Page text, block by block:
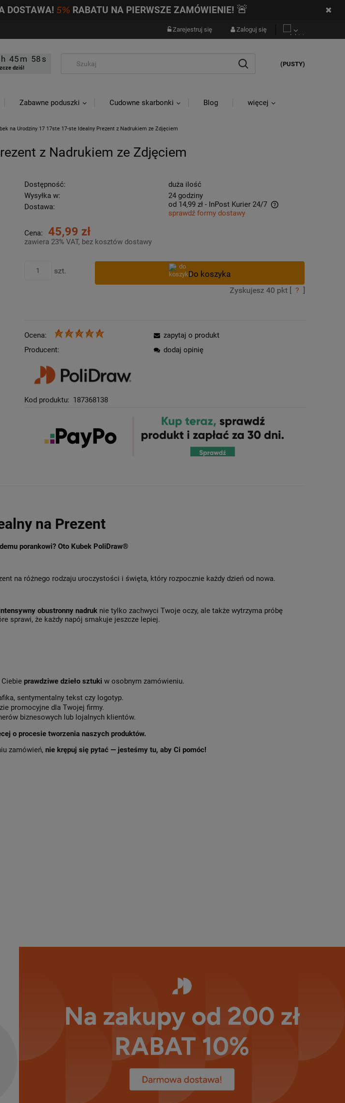
DOSTAWA! 5% RABATU NA PIERWSZE ZAMÓWIENIE! 🚨
Zarejestruj się Zaloguj się
(PUSTY)
45 57
dziś!
Zabawne poduszki Cudowne skarbonki Blog więcej
na Urodziny 17 17ste 17-ste Idealny Prezent z Nadrukiem ze Zdjęciem
z Nadrukiem ze Zdjęciem
Dostępność:
duża ilość
Wysyłka w:
24 godziny
Dostawa:
od 14,99 zł - InPost Kurier 24/7
sprawdź formy dostawy
Cena: 45,99 zł
zawiera 23% VAT, bez kosztów dostawy
szt.
Zyskujesz 40 pkt [ ? ]
Ocena:
Producent:
Kod produktu: 187368138
zapytaj o produkt
dodaj opinię
na Prezent
porankowi? Oto Kubek PoliDraw®
na różnego rodzaju uroczystości i święta, który rozpocznie każdy dzień od nowa.
obustronny nadruk nie tylko zachwyci Twoje oczy, ale także wytrzyma próbę
sprawi, że każdy napój smakuje jeszcze lepiej.
prawdziwe dzieło sztuki w osobnym zamówieniu.
sentymentalny tekst czy logotyp.
promocyjne dla Twojej firmy.
biznesowych lub lojalnych klientów.
o procesie tworzenia naszych produktów.
zamówień, nie krępuj się pytać — jesteśmy tu, aby Ci pomóc!